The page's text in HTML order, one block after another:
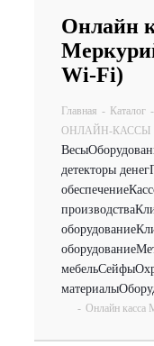
Онлайн
Wi-Fi)
Главная - Каталог -
ОНЛАЙН-КАССЫ
Весы
детекторы денег
обеспечение
производства
оборудование
оборудование
мебельСейфы
материалы
- Онлайн